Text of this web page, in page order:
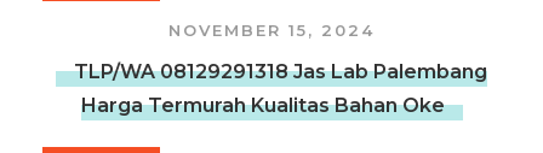
NOVEMBER 15, 2024
TLP/WA 08129291318 Jas Lab Palembang
Harga Termurah Kualitas Bahan Oke